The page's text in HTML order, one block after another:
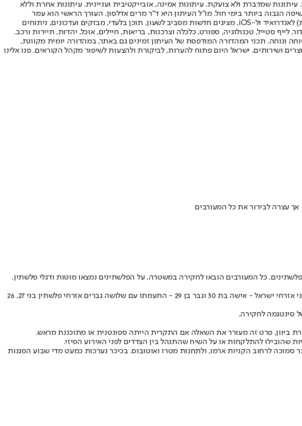
שמדברת ולא צועקת. עיתונות אמינה, אובייקטיבית ועניינית. עיתונות אחרת וללא
היום" לעיתון הישראלי בעל שיעור החשיפה הגבוה ביותר בימי חול. מו"ל העיתון היא ד"ר מרים אדלסון. העורך הראשי הוא עמר
לחמנוביץ, והעורך המייסד הוא עמוס רגב. אתרי האינטרנט של "ישראל היום" בעברית ובאנגלית, כמו כן היישומונים (אפליקציות) לאנדרואיד ול-iOS, מציגים חדשות מסביב לשעון, תוכן בלעדי, מבזקים ועדכונים, ניתוחים
לייף סטייל, טכנולוגיה, ספורט, כלכלה וצרכנות, בריאות, חיילים, אוכל, יהדות, תיירות ורכב.
ונוחה. תכני המהדורה המודפסת של העיתון זמינים גם באתר, במהדורה יומית מקוונת,
ושירותים. ישראל היום פתוח להערות, לביקורת ולהצעות לשיפור מקהל הקוראים. פנו אלינו
עצרה לבירור את כל המעורבים
ממשטרת אתונה נמסר: "בשעות הערב של היום, בכיכר סינטגמה מול אנדרטת החייל האלמוני, אירע עימות בין חמישה זרים. שני אזרחי ישראל - אישה בת 30 וגבר בן 29 - התעמתו עם שלושה גברים אזרחי פלשתין בני 27, 26
ביוון, פרט זה מעורר את השאלה אם התקרית הייתה ספונטנית או מתוכננת מראש.
להתלקחות או על השיח שהתנהל בין הצדדים לפני האירוע הפיזי.
סמוכה לרחוב הקניות ארמו, ולתחנות מטרו ואוטובוס. בכיכר נערכות כמעט מדי שבוע הפגנות